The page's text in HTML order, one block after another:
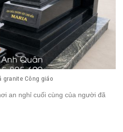
granite Công giáo
an nghỉ cuối cùng của người đã